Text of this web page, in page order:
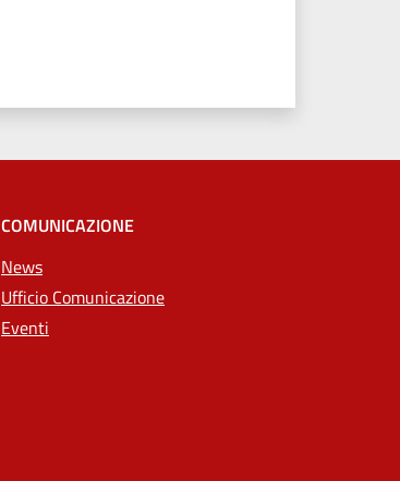
COMUNICAZIONE
News
Ufficio Comunicazione
Eventi